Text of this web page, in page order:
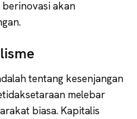
akan
tentang kesenjangan
melebar
biasa. Kapitalis